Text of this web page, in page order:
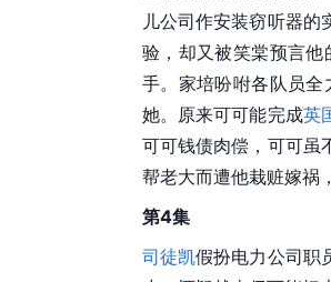
儿公司作安装窃听器
验，却又被笑棠预言
手。家培吩咐各队员
她。原来可可能完成英
可可钱债肉偿，可可虽
帮老大而遭他栽赃嫁祸
第4集
司徒凯假扮电力公司职